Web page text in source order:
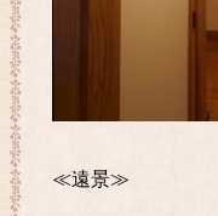
≪遠景≫